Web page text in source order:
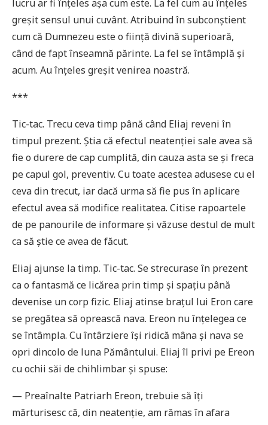
lucru ar fi înțeles așa cum este. La fel cum au înțeles
greșit sensul unui cuvânt. Atribuind în subconștient
cum că Dumnezeu este o ființă divină superioară,
când de fapt înseamnă părinte. La fel se întâmplă și
acum. Au înțeles greșit venirea noastră.
***
Tic-tac. Trecu ceva timp până când Eliaj reveni în
timpul prezent. Știa că efectul neatenției sale avea să
fie o durere de cap cumplită, din cauza asta se și freca
pe capul gol, preventiv. Cu toate acestea adusese cu el
ceva din trecut, iar dacă urma să fie pus în aplicare
efectul avea să modifice realitatea. Citise rapoartele
de pe panourile de informare și văzuse destul de mult
ca să știe ce avea de făcut.
Eliaj ajunse la timp. Tic-tac. Se strecurase în prezent
ca o fantasmă ce licărea prin timp și spațiu până
devenise un corp fizic. Eliaj atinse brațul lui Eron care
se pregătea să oprească nava. Ereon nu înțelegea ce
se întâmpla. Cu întârziere își ridică mâna și nava se
opri dincolo de luna Pământului. Eliaj îl privi pe Ereon
cu ochii săi de chihlimbar și spuse:
— Preaînalte Patriarh Ereon, trebuie să îți
mărturisesc că, din neatenție, am rămas în afara